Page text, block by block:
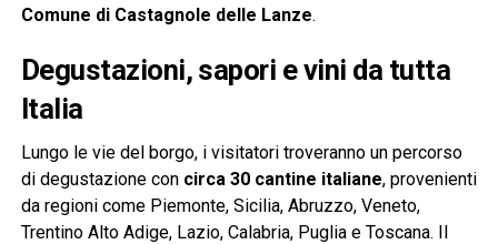
Comune di Castagnole delle Lanze.
Degustazioni, sapori e vini da tutta
Italia
Lungo le vie del borgo, i visitatori troveranno un percorso
di degustazione con circa 30 cantine italiane, provenienti
da regioni come Piemonte, Sicilia, Abruzzo, Veneto,
Trentino Alto Adige, Lazio, Calabria, Puglia e Toscana. Il